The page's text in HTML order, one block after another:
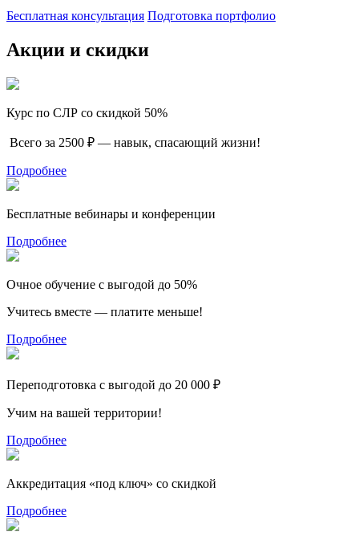
Бесплатная консультация Подготовка портфолио
Акции и скидки
Курс по СЛР со скидкой 50%
Всего за 2500 ₽ — навык, спасающий жизни!
Подробнее
Бесплатные вебинары и конференции
Подробнее
Очное обучение с выгодой до 50%
Учитесь вместе — платите меньше!
Подробнее
Переподготовка с выгодой до 20 000 ₽
Учим на вашей территории!
Подробнее
Аккредитация «под ключ» со скидкой
Подробнее